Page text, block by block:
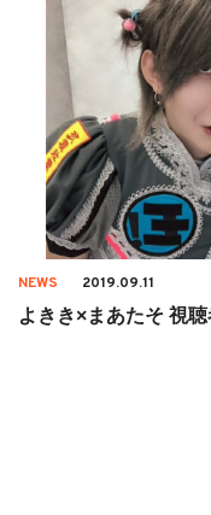
NEWS 2019.09.11
よきき×まあたそ 視